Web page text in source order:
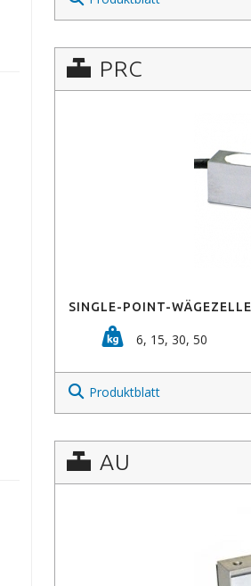
PRC
SINGLE-POINT-
6, 15, 30, 50
Produktblatt
AU